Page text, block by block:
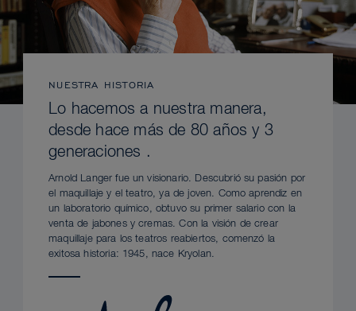
NUESTRA HISTORIA
Lo hacemos a nuestra manera,
desde hace más de 80 años y 3
generaciones .
Arnold Langer fue un visionario. Descubrió su pasión por
el maquillaje y el teatro, ya de joven. Como aprendiz en
un laboratorio químico, obtuvo su primer salario con la
venta de jabones y cremas. Con la visión de crear
maquillaje para los teatros reabiertos, comenzó la
exitosa historia: 1945, nace Kryolan.